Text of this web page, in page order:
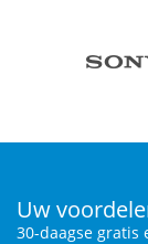
Uw
30-daagse gratis